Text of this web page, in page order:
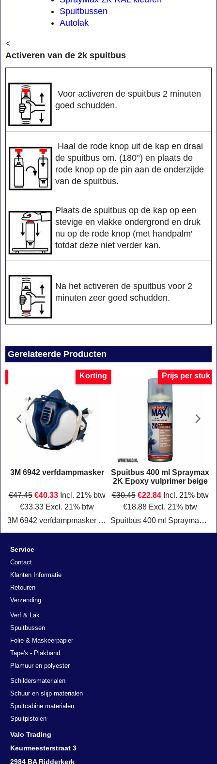
Spuitbussen
Autolak
<
Activeren van de 2k spuitbus
Voor activeren de spuitbus 2 minuten
goed schudden.
Haal de rode knop uit de kap en draai
de spuitbus om. (180°) en plaats de
rode knop op de pin aan de onderzijde
van de spuitbus.
Plaats de spuitbus op de kap op een
stevige en vlakke ondergrond en druk
nu op de rode knop (met handpalm'
totdat deze niet verder kan.
Na het activeren de spuitbus voor 2
minuten zeer goed schudden.
Gerelateerde Producten
Korting
3M 6942 verfdampmasker
€47.45 €40.33 Incl. 21% btw
€33.33 Excl. 21% btw
3M 6942 verfdampmasker onderhoudsvrij Klasse: FFA2P3D Verpakking: per stuk.
Prijs per stuk
Spuitbus 400 ml Spraymax
2K Epoxy vulprimer beige
€30.45 €22.84 Incl. 21% btw
€18.88 Excl. 21% btw
Spuitbus 400 ml Spraymax 2K Epoxy vulprimer Beige
Service
Contact
Klanten Informatie
Retouren
Verzending
Verf & Lak.
Spuitbussen
Folie & Maskeerpapier
Tape's - Plakband
Plamuur en polyester
Schildersmaterialen
Schuur en slijp materialen
Spuitcabine materialen
Spuitpistolen
Valo Trading
Keurmeesterstraat 3
2984 BA Ridderkerk
Deze website maakt gebruik van
cookies.
om ons verkeer te analyseren. We delen ook informatie over uw
gebruik van onze site met onze advertentie- en analysepartners, die
verstrekt of die zij hebben verzameld door uw gebruik van hun